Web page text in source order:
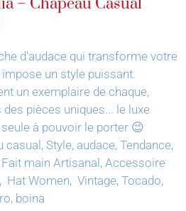
d'audace qui transforme votre
un style puissant.
un exemplaire de chaque,
pièces uniques... le luxe
à pouvoir le porter 😉
casual, Style, audace, Tendance,
Fait main Artisanal, Accessoire
Women, Vintage, Tocado,
boina